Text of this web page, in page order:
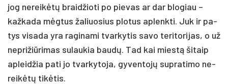
jog ne­reikėtų braid­žio­ti po pie­vas ar dar blo­giau –
kaž­ka­da mėgtus ža­liuo­sius plo­tus ap­lenk­ti. Juk ir pa­
tys vi­sa­da yra ra­gi­na­mi tvar­ky­tis sa­vo te­ri­to­ri­jas, o už
ne­pri­žiū­ri­mas su­lau­kia baudų. Tad kai miestą ši­taip
ap­leid­žia pa­ti jo tvar­ky­to­ja, gy­ven­tojų su­pra­ti­mo ne­
reikėtų tikė­tis.